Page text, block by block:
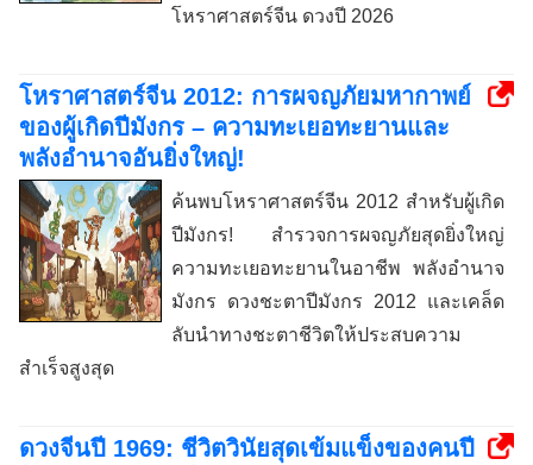
โหราศาสตร์จีน ดวงปี 2026
โหราศาสตร์จีน 2012: การผจญภัยมหากาพย์
ของผู้เกิดปีมังกร – ความทะเยอทะยานและ
พลังอำนาจอันยิ่งใหญ่!
ค้นพบโหราศาสตร์จีน 2012 สำหรับผู้เกิด
ปีมังกร! สำรวจการผจญภัยสุดยิ่งใหญ่
ความทะเยอทะยานในอาชีพ พลังอำนาจ
มังกร ดวงชะตาปีมังกร 2012 และเคล็ด
ลับนำทางชะตาชีวิตให้ประสบความ
สำเร็จสูงสุด
ดวงจีนปี 1969: ชีวิตวินัยสุดเข้มแข็งของคนปี